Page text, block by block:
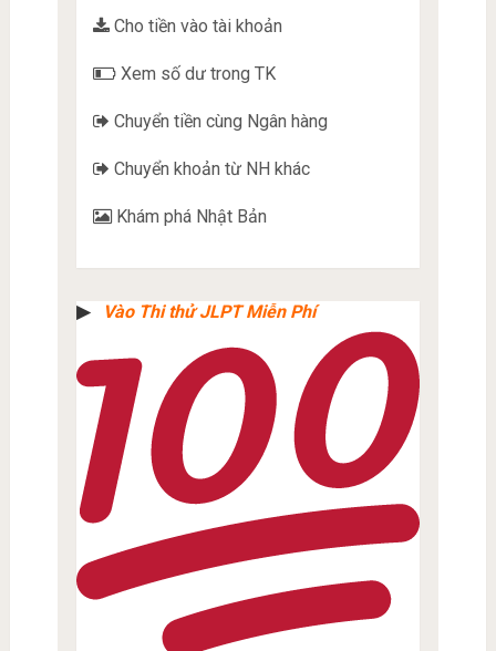
Cho tiền vào tài khoản
Xem số dư trong TK
Chuyển tiền cùng Ngân hàng
Chuyển khoản từ NH khác
Khám phá Nhật Bản
▶︎ Vào Thi thử JLPT Miễn Phí